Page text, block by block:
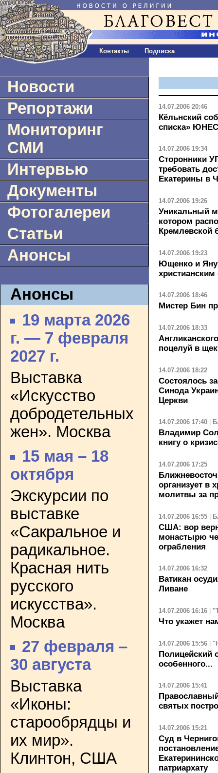
Контакты Подписка
Новости
Репортажи
Мониторинг
СМИ
Интервью
Документы
Фотогалереи
Статьи
Анонсы
Анонсы
19 марта 2026
г. — 7 февраля
2027 г.
Выставка
«Искусство
добродетельных
жен». Москва
15 мая – 18
октября
Экскурсии по
выставке
«Сакральное и
радикальное.
Красная нить
русского
искусства».
Москва
27 февраля –
30 августа
Выставка
«Иконы:
старообрядцы и
их мир».
Клинтон, США
14.07.2006 20:46
Кёльнский
списка»
14.07.2006 19:34
Сторонники
требовать
Екатерины в
14.07.2006 19:26
Уникальный
котором
Кремлевской
14.07.2006 19:23
Ющенко и
14.07.2006 18:46
Мистер Бин
14.07.2006 18:33
поцелуй в
14.07.2006 18:22
Состоялось
Синода
Церкви
14.07.2006 17:40
Владимир
книгу о
14.07.2006 17:25
организует в
молитвы за
14.07.2006 16:55 |
США: вор
монастырю
ограбления
14.07.2006 16:32
Ватикан
Ливане
14.07.2006 16:16
Что укажет
14.07.2006 15:56 |
Полицейский
особенного...
14.07.2006 15:41
святых
14.07.2006 15:21
Суд в
патриархату